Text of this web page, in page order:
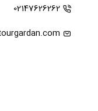
02147626262